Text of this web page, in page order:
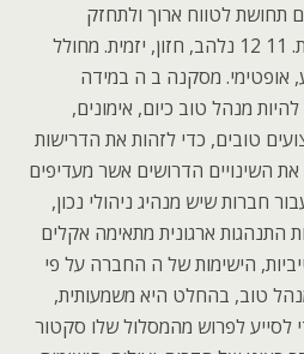
תחושת לטווח ארוך ולתחזק
מנהיגות המושתת על עקרונות. 11 12 נלהב, חזון, יזמית. מחולל
אופטימי. מסקנה ב ה במידה
מנהל טוב כיום, אימונים,
טובים, כדי לזהות את הדרישות
השינויים הדרושים אשר מעדיפים
חברות שיש מנהיג ניהולי נכון,
התנהגות ארגונית מתאימה אקלים
הישימות של ה החברה על פי
טוב, בהחלט היא משמעותית,
לסייע לפרוש מהמסלול שלו סקטור